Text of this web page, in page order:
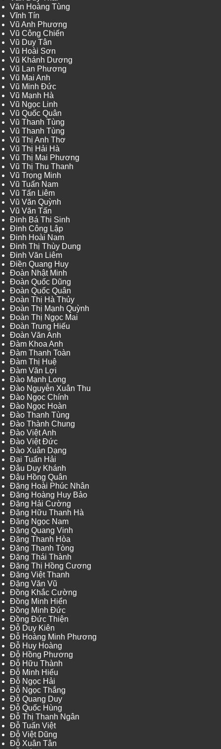
Văn Hoàng Tùng
Vĩnh Tín
Vũ Anh Phương
Vũ Công Chiến
Vũ Duy Tân
Vũ Hoài Sơn
Vũ Khánh Dương
Vũ Lan Phương
Vũ Mai Anh
Vũ Minh Đức
Vũ Mạnh Hà
Vũ Ngọc Linh
Vũ Quốc Quân
Vũ Thanh Tùng
Vũ Thanh Tùng
Vũ Thị Anh Thơ
Vũ Thị Hải Hà
Vũ Thị Mai Phương
Vũ Thị Thu Thanh
Vũ Trọng Minh
Vũ Tuấn Nam
Vũ Tấn Liêm
Vũ Văn Quỳnh
Vũ Văn Tấn
Đinh Bá Thi Sinh
Đinh Công Lập
Đinh Hoài Nam
Đinh Thị Thùy Dung
Đinh Văn Liêm
Điền Quang Huy
Đoàn Nhật Minh
Đoàn Quốc Dũng
Đoàn Quốc Quân
Đoàn Thị Hà Thủy
Đoàn Thị Mạnh Quỳnh
Đoàn Thị Ngọc Mai
Đoàn Trung Hiếu
Đoàn Văn Anh
Đàm Khoa Anh
Đàm Thanh Toàn
Đàm Thị Huệ
Đàm Văn Lợi
Đào Mạnh Long
Đào Nguyễn Xuân Thu
Đào Ngọc Chính
Đào Ngọc Hoàn
Đào Thanh Tùng
Đào Thành Chung
Đào Việt Anh
Đào Việt Đức
Đào Xuân Dạng
Đại Tuấn Hải
Đậu Duy Khánh
Đậu Hồng Quân
Đặng Hoài Phúc Nhân
Đặng Hoàng Huy Bảo
Đặng Hải Cường
Đặng Hữu Thanh Hà
Đặng Ngọc Nam
Đặng Quang Vinh
Đặng Thanh Hòa
Đặng Thanh Tòng
Đặng Thái Thành
Đặng Thị Hồng Cương
Đặng Việt Thanh
Đặng Văn Vũ
Đồng Khắc Cường
Đồng Minh Hiển
Đồng Minh Đức
Đồng Đức Thiện
Đỗ Duy Kiên
Đỗ Hoàng Minh Phương
Đỗ Huy Hoàng
Đỗ Hồng Phương
Đỗ Hữu Thành
Đỗ Minh Hiếu
Đỗ Ngọc Hải
Đỗ Ngọc Thắng
Đỗ Quang Duy
Đỗ Quốc Hùng
Đỗ Thị Thanh Ngân
Đỗ Tuấn Việt
Đỗ Việt Dũng
Đỗ Xuân Tân